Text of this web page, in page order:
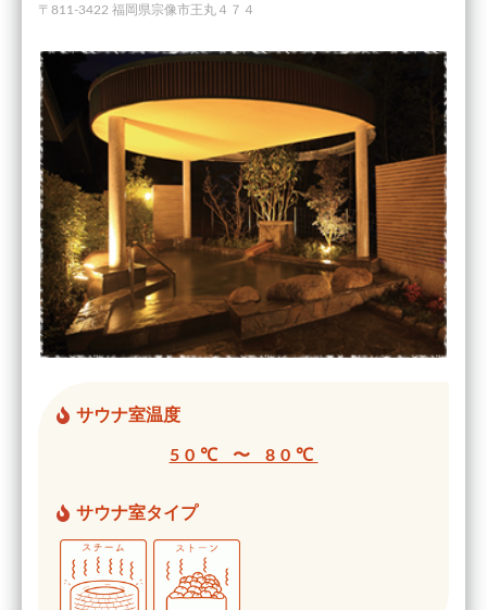
〒811-3422 福岡県宗像市王丸４７４
サウナ室温度
50℃ 〜 80℃
サウナ室タイプ